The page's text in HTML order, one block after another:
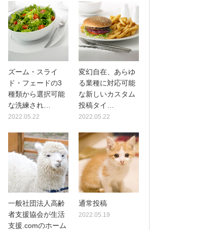
ズーム・スライ
ド・フェードの3
種類から選択可能
な洗練され…
2022.05.22
変幻自在、あらゆ
る業種に対応可能
な新しいカスタム
投稿タイ…
2022.05.22
一般社団法人高齢
者支援協会が生活
支援.comのホーム
通常投稿
2022.05.19